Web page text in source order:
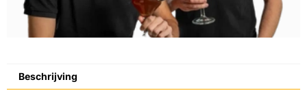
Beschrijving